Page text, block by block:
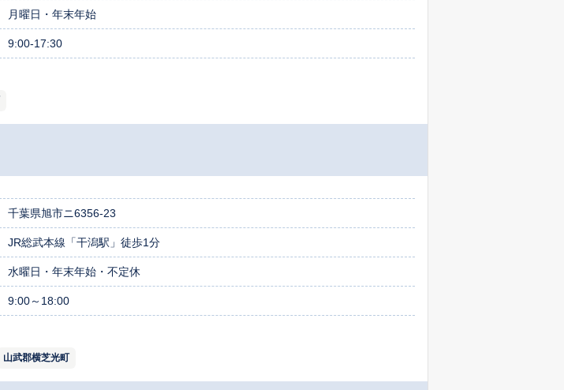
月曜日・年末年始
9:00-17:30
千葉県旭市ニ6356-23
JR総武本線「干潟駅」徒歩1分
水曜日・年末年始・不定休
9:00～18:00
山武郡横芝光町